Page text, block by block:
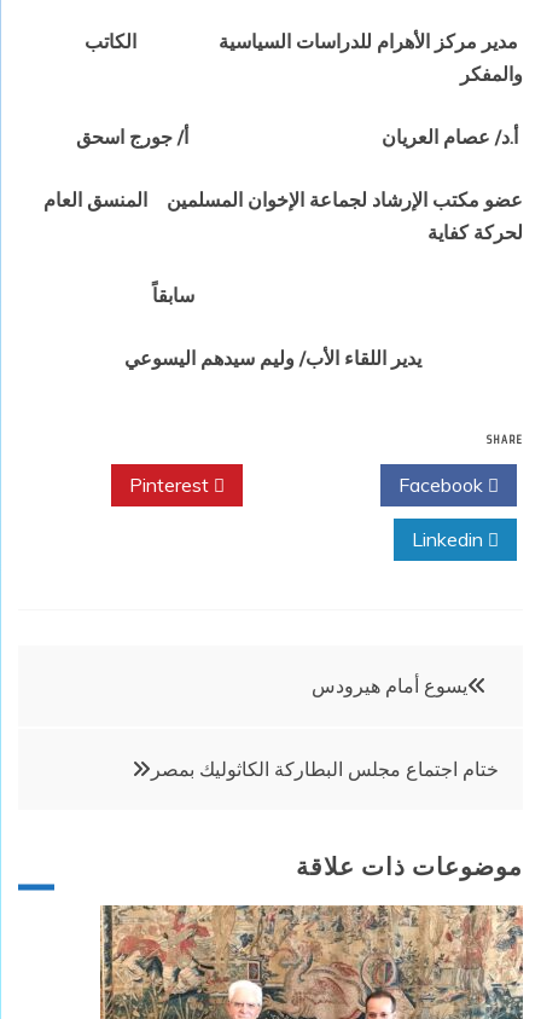
مدير مركز الأهرام للدراسات السياسية
الكاتب
والمفكر
أ.د/ عصام العريان أ/ جورج اسحق
عضو مكتب الإرشاد لجماعة الإخوان المسلمين المنسق العام
لحركة كفاية
سابقاً
يدير اللقاء الأب/ وليم سيدهم اليسوعي
SHARE
تصفّح
يسوع أمام هيرودس
ختام اجتماع مجلس البطاركة الكاثوليك بمصر
موضوعات ذات علاقة